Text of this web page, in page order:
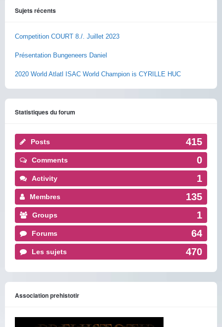
Sujets récents
Competition COURT 8./. Juillet 2023
Présentation Bungeneers Daniel
2020 World Atlatl ISAC World Champion is CYRILLE HUC
Statistiques du forum
Posts 415
Comments 0
Activity 1
Membres 135
Groups 1
Forums 64
Les sujets 470
Association prehistotir